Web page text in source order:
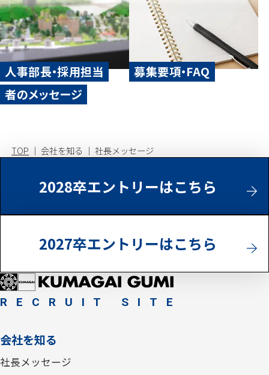
人事部長・採用担当
者のメッセージ
募集要項・FAQ
TOP 会社を知る 社長メッセージ
2028卒エントリーはこちら
2027卒エントリーはこちら
RECRUIT SITE
会社を知る
社長メッセージ